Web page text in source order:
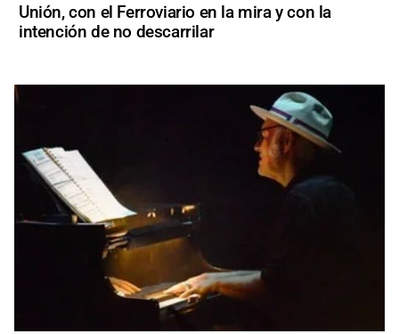
Unión, con el Ferroviario en la mira y con la
intención de no descarrilar